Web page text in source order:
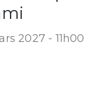
2027 - 11h00